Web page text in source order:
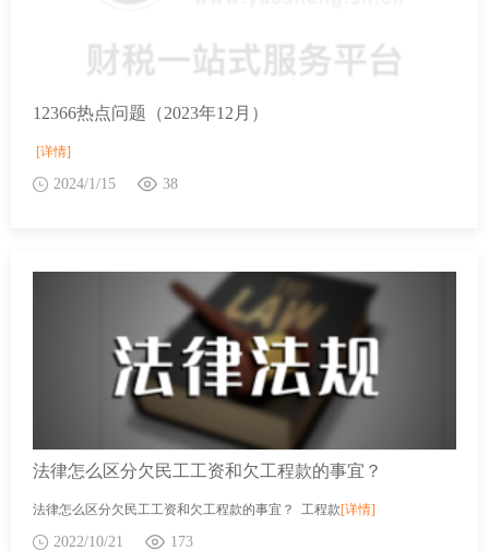
12366热点问题（2023年12月）
[详情]
2024/1/15 38
法律怎么区分欠民工工资和欠工程款的事宜？
法律怎么区分欠民工工资和欠工程款的事宜？ 工程款[详情]
2022/10/21 173